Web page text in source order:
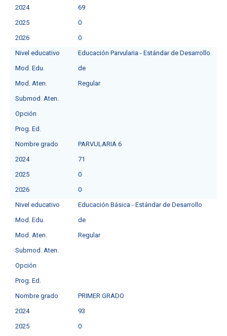
2024
69
2025
0
2026
0
Nivel educativo
Educación Parvularia - Estándar de Desarrollo
Mod. Edu.
de
Mod. Aten.
Regular
Submod. Aten.
Opción
Prog. Ed.
Nombre grado
PARVULARIA 6
2024
71
2025
0
2026
0
Nivel educativo
Educación Básica - Estándar de Desarrollo
Mod. Edu.
de
Mod. Aten.
Regular
Submod. Aten.
Opción
Prog. Ed.
Nombre grado
PRIMER GRADO
2024
93
2025
0